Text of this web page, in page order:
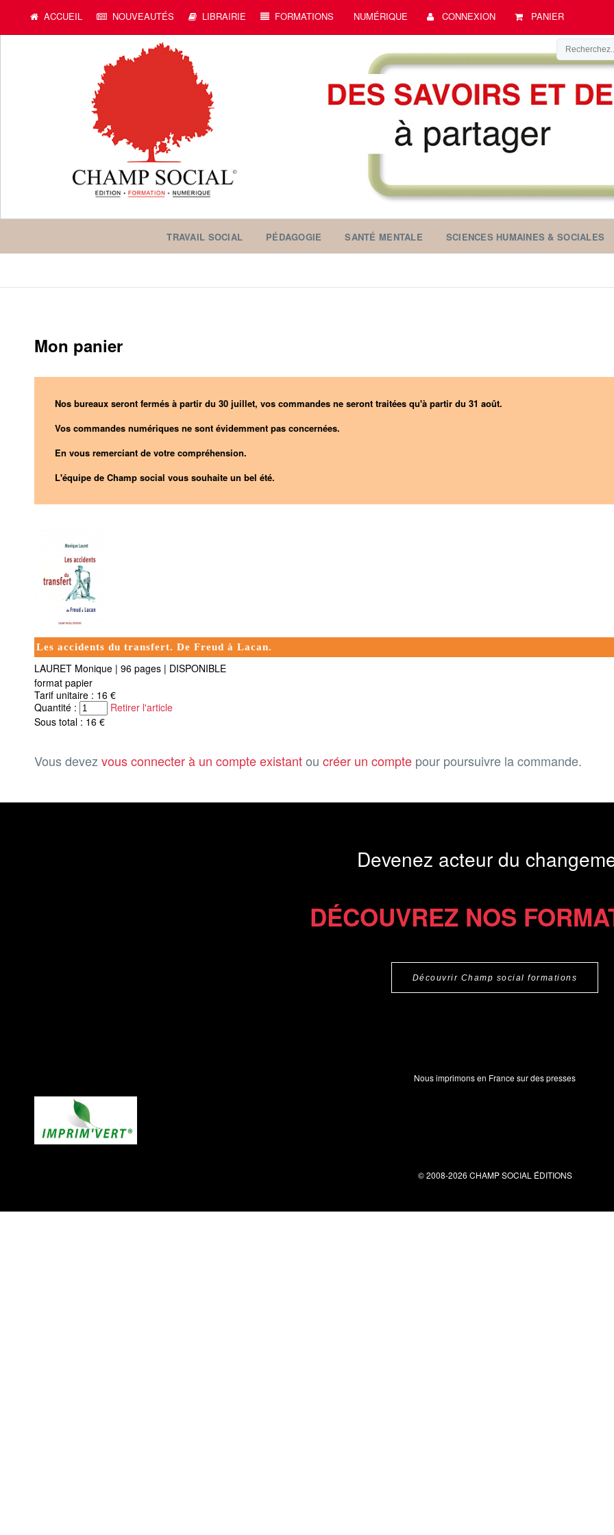
ACCUEIL NOUVEAUTÉS LIBRAIRIE FORMATIONS NUMÉRIQUE CONNEXION PANIER
TRAVAIL SOCIAL PÉDAGOGIE SANTÉ MENTALE SCIENCES HUMAINES & SOCIALES
Mon panier
Nos bureaux seront fermés à partir du 30 juillet, vos commandes ne seront traitées qu'à partir du 31 août.
Vos commandes numériques ne sont évidemment pas concernées.
En vous remerciant de votre compréhension.
L'équipe de Champ social vous souhaite un bel été.
Les accidents du transfert. De Freud à Lacan.
LAURET Monique | 96 pages | DISPONIBLE
format papier
Tarif unitaire : 16 €
Quantité :
Retirer l'article
Sous total : 16 €
Vous devezvous connecter à un compte existantou créer un compte pour poursuivre la commande.
Devenez acteur du
DÉCOUVREZ NOS
Découvrir Champ social formations
Nous imprimons en France sur des presses
© 2008-2026 CHAMP SOCIAL ÉDITIONS